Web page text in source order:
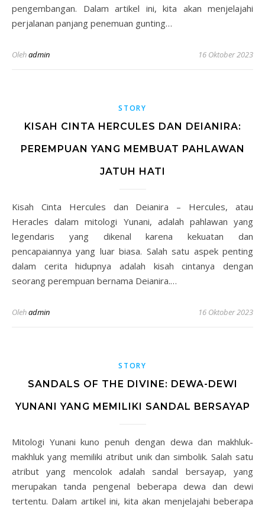
pengembangan. Dalam artikel ini, kita akan menjelajahi
perjalanan panjang penemuan gunting…
Olehadmin 16 Oktober 2023
STORY
KISAH CINTA HERCULES DAN DEIANIRA:
PEREMPUAN YANG MEMBUAT PAHLAWAN
JATUH HATI
Kisah Cinta Hercules dan Deianira – Hercules, atau
Heracles dalam mitologi Yunani, adalah pahlawan yang
legendaris yang dikenal karena kekuatan dan
pencapaiannya yang luar biasa. Salah satu aspek penting
dalam cerita hidupnya adalah kisah cintanya dengan
seorang perempuan bernama Deianira.…
Olehadmin 16 Oktober 2023
STORY
SANDALS OF THE DIVINE: DEWA-DEWI
YUNANI YANG MEMILIKI SANDAL BERSAYAP
Mitologi Yunani kuno penuh dengan dewa dan makhluk-
makhluk yang memiliki atribut unik dan simbolik. Salah satu
atribut yang mencolok adalah sandal bersayap, yang
merupakan tanda pengenal beberapa dewa dan dewi
tertentu. Dalam artikel ini, kita akan menjelajahi beberapa